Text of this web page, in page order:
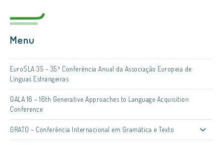
Menu
EuroSLA 35 – 35.ª Conferência Anual da Associação Europeia de
Línguas Estrangeiras
GALA 16 – 16th Generative Approaches to Language Acquisition
Conference
GRATO – Conferência Internacional em Gramática e Texto